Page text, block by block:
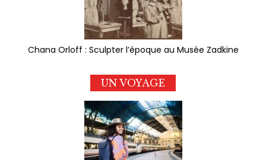
Chana Orloff : Sculpter l’époque au Musée Zadkine
UN VOYAGE